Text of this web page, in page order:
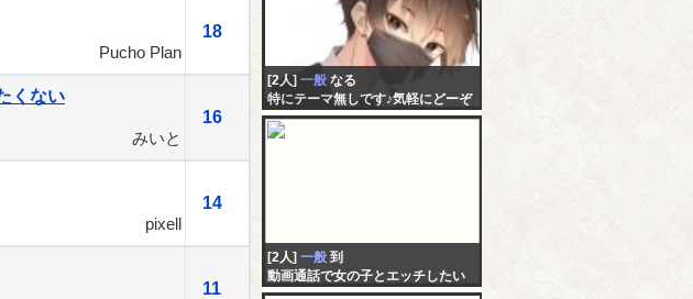
18
Pucho Plan
くない
16
みいと
14
pixell
11
[2人] 一般 なる
特にテーマ無しです♪気軽にどーぞ
♪
[2人] 一般 到
動画通話で女の子とエッチしたい